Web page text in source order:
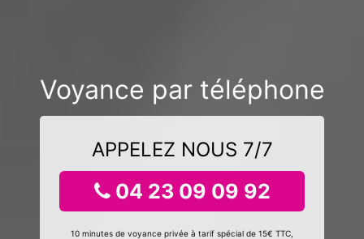
Voyance par téléphone
APPELEZ NOUS 7/7
04 23 09 09 92
10 minutes de voyance privée à tarif spécial de 15€ TTC,